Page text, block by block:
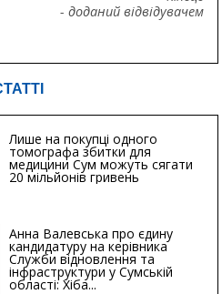
- доданий відвідувачем
Лише на покупці одного
томографа збитки для
медицини Сум можуть сягати
20 мільйонів гривень
Анна Валевська про єдину
кандидатуру на керівника
Служби відновлення та
інфраструктури у Сумській
області: Хіба...